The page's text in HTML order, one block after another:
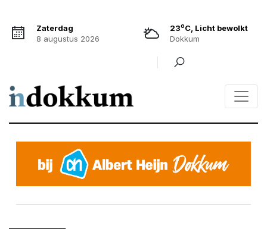
Zaterdag
8 augustus 2026
23oC, Licht bewolkt
Dokkum